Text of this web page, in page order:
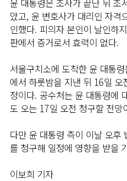
았고, 윤 변호사가 대리인 자격
인했다. 피의자 본인이 날인하
판에서 증거로서 효력이 없다.
서울구치소에 도착한 윤 대통
에서 하룻밤을 지낸 뒤 16일 오
정이다. 공수처는 윤 대통령에
도 오는 17일 오전 청구할 전망
다만 윤 대통령 측이 이날 오후
를 청구해 일정에 영향을 받을
이보희 기자